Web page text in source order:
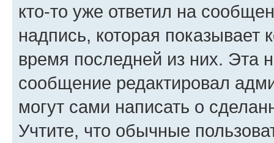
кто-то уже ответил на
надпись, которая показывает
время последней из них. Эта
сообщение редактировал
могут сами написать о
Учтите, что обычные